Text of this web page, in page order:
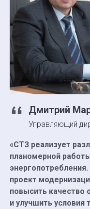
«СТЗ реализует
планомерной
проект
повысить качество
и улучшить условия
Дмитрий
Управляющий